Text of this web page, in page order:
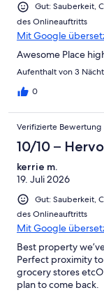
Gut: Sauberkeit,
des Onlineauftritts
Mit Google
Awesome Place
Aufenthalt von 3
0
Verifizierte Bewertung
10/10 –
kerrie m.
19. Juli 2026
Gut: Sauberkeit,
des Onlineauftritts
Mit Google
Best property
Perfect proximity
grocery stores
plan to come back.